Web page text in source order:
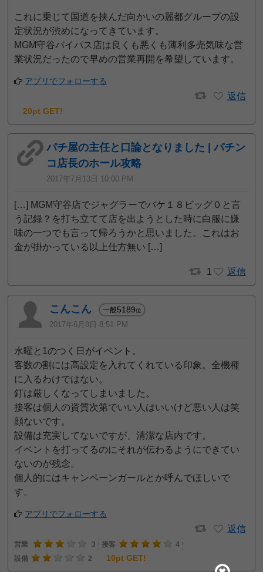
これに乗じて国道を挟んだ向かいの麗都グループの設
定状況が渋めになってきています。
MGM守谷バイパス店は良くも悪くも薄利多売気味な営
業状況だったので早めの営業再開を希望しています。
アプリでフォローする
返信
20pt GET!
パチ屋の主任と口論となりました | パチン
コ店長のホール攻略
2017年7月13日 10:00 PM
[…] MGM守谷店でジャグラーでバケ１８ビッグ０と言
う記録？を打ち立てて店を出ようとした時に白服に嫌
味の一つでも言って帰ろうかと思いました。これはお
金が掛かっている以上仕方無い […]
1 返信
こんこん 一般5189位
2017年6月8日 8:51 PM
水曜と1のつく日がイベント。
客数の割には高設定を入れてくれている印象。全機種
に入るわけではない。
釘は厳しくなってしまいました。
接客は個人の資質次第でいい人はいいけど悪い人は笑
顔ないです。
設備は充実してないですが、清潔な店内です。
イベントを打ってるのにそれが伝わるようにできてい
ないのが残念。
個人的にはキャンペーンガールとか呼んでほしいで
す。
アプリでフォローする
返信
営業 3 接客
4
設備
2 10pt GET!